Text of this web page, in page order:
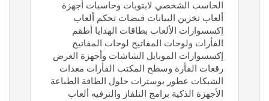
الحاسب الشخصي لابتوبات وحاسبات أجهزة
ألعاب تخزين البيانات قبضات تحكم ألعاب
إكسسوارات الألعاب بطاقات الهدايا أطقم
الفأرات ولوحات المفاتيح لوحات المفاتيح
إكسسوارات الموبايل الشاشات وأجهزة العرض
رقعات الفأرة وسطح المكتب الفأرات معدات
الشبكات عطور بوسترات حلول الطاقة الطباعة
الأجهزة الذكية برامج التلفاز والترفيه ألعاب